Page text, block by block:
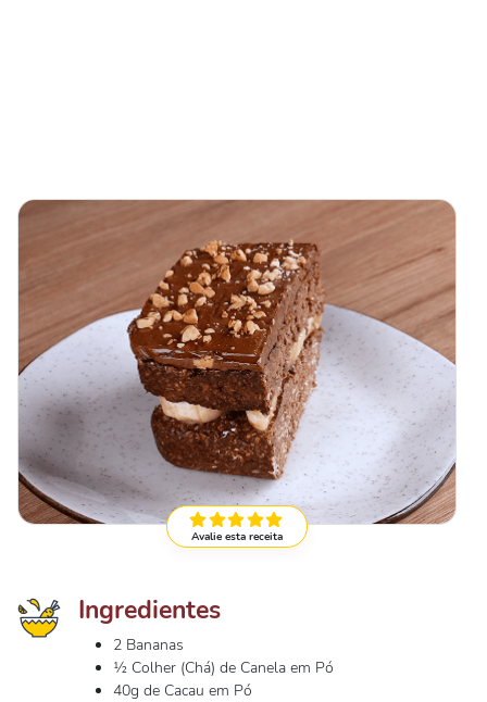
Avalie esta receita
Ingredientes
2 Bananas
½ Colher (Chá) de Canela em Pó
40g de Cacau em Pó